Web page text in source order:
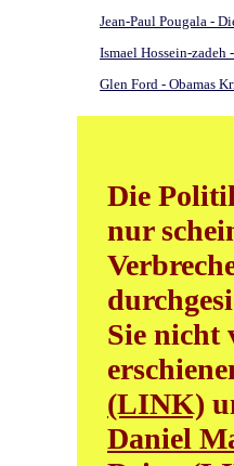
Jean-Paul Pougala -
Ismael Hossein-
Glen Ford - Obamas
Die
nur
Sie nicht
(LINK)
Daniel